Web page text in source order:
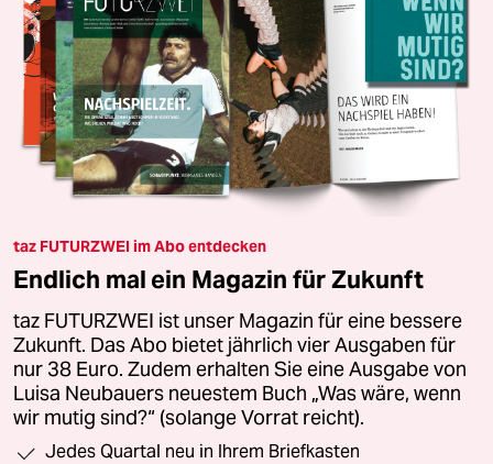
taz FUTURZWEI im Abo entdecken
Endlich mal ein Magazin für Zukunft
taz FUTURZWEI ist unser Magazin für eine bessere
Zukunft. Das Abo bietet jährlich vier Ausgaben für
nur 38 Euro. Zudem erhalten Sie eine Ausgabe von
Luisa Neubauers neuestem Buch „Was wäre, wenn
wir mutig sind?“ (solange Vorrat reicht).
Jedes Quartal neu in Ihrem Briefkasten